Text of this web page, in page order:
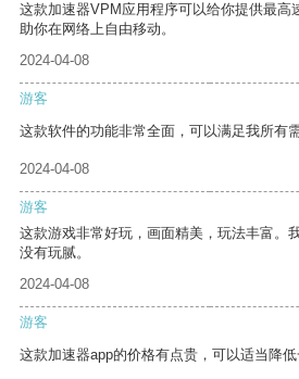
这款加速器VPM应用程序可以给你提供最高
助你在网络上自由移动。
2024-04-08
游客
这款软件的功能非常全面，可以满足我所有需
2024-04-08
游客
这款游戏非常好玩，画面精美，玩法丰富。
没有玩腻。
2024-04-08
游客
这款加速器app的价格有点贵，可以适当降低